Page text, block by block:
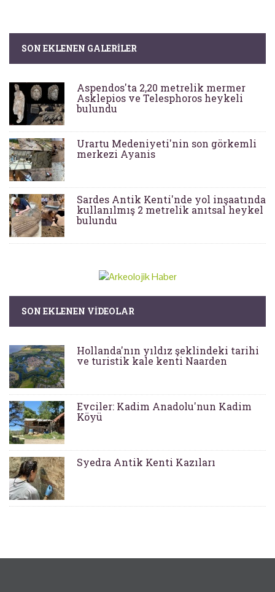
SON EKLENEN GALERILER
Aspendos'ta 2,20 metrelik mermer
Asklepios ve Telesphoros heykeli
bulundu
Urartu Medeniyeti'nin son görkemli
merkezi Ayanis
Sardes Antik Kenti'nde yol inşaatında
kullanılmış 2 metrelik anıtsal heykel
bulundu
SON EKLENEN VIDEOLAR
Hollanda'nın yıldız şeklindeki tarihi
ve turistik kale kenti Naarden
Evciler: Kadim Anadolu'nun Kadim
Köyü
Syedra Antik Kenti Kazıları